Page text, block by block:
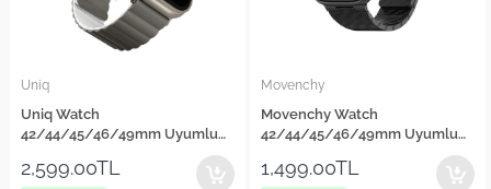
Uniq
Uniq Watch
42/44/45/46/49mm Uyumlu
Kordon
2,599.00TL
Movenchy
Movenchy Watch
42/44/45/46/49mm Uyumlu
1,499.00TL